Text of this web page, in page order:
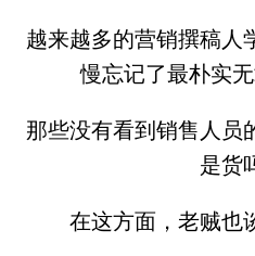
越来越多的营销撰稿人
慢忘记了最朴实无
那些没有看到销售人员
是货
在这方面，老贼也